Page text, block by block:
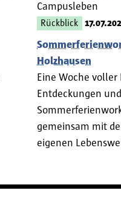
Campusleben
Rückblick
Holzhausen
Eine Woche
Entdeckungen
gemeinsam mit
eigenen